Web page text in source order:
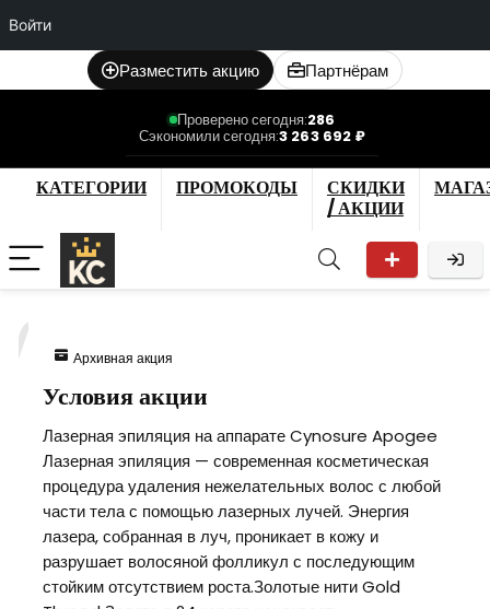
Войти
Разместить акцию Партнёрам
Проверено сегодня:286
Сэкономили сегодня:3 263 692 ₽
КАТЕГОРИИ ПРОМОКОДЫ
СКИДКИ
/ АКЦИИ
Архивная акция
Условия акции
Лазерная эпиляция на аппарате Cynosure Apogee
Лазерная эпиляция — современная косметическая
процедура удаления нежелательных волос с любой
части тела с помощью лазерных лучей. Энергия
лазера, собранная в луч, проникает в кожу и
разрушает волосяной фолликул с последующим
стойким отсутствием роста.Золотые нити Gold